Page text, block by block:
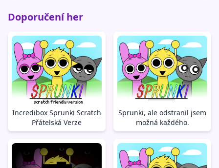
Doporučení her
Incredibox Sprunki Scratch
Přátelská Verze
Sprunki, ale odstranil jsem
možná každého.